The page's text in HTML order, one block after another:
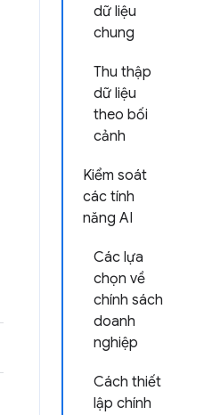
dữ liệu
chung
Thu thập
dữ liệu
theo bối
cảnh
Kiểm soát
các tính
năng AI
Các lựa
chọn về
chính sách
doanh
nghiệp
Cách thiết
lập chính